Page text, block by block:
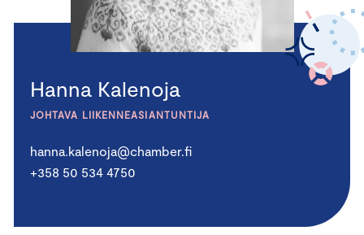
Hanna Kalenoja
JOHTAVA LIIKENNEASIANTUNTIJA
hanna.kalenoja@chamber.fi
+358 50 534 4750